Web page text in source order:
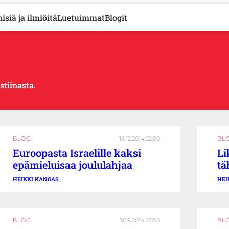
ja ilmiöitäLuetuimmatBlogit
BLOGI 18.12.2014 22:00
Euroopasta Israelille kaksi
epämieluisaa joululahjaa
HEIKKI KANGAS
BLOGI 30.9.2014 22:00